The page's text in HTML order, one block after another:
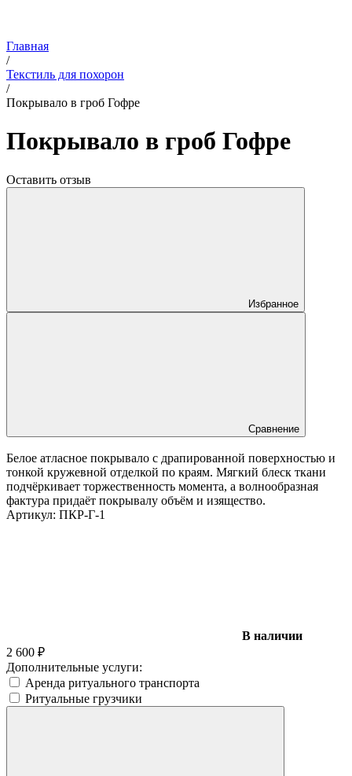
Главная
/
Текстиль для похорон
/
Покрывало в гроб Гофре
Покрывало в гроб Гофре
Оставить отзыв
Избранное
Сравнение
Белое атласное покрывало с драпированной поверхностью и
тонкой кружевной отделкой по краям. Мягкий блеск ткани
подчёркивает торжественность момента, а волнообразная
фактура придаёт покрывалу объём и изящество.
Артикул: ПКР-Г-1
В наличии
2 600 ₽
Дополнительные услуги:
Аренда ритуального транспорта
Ритуальные грузчики